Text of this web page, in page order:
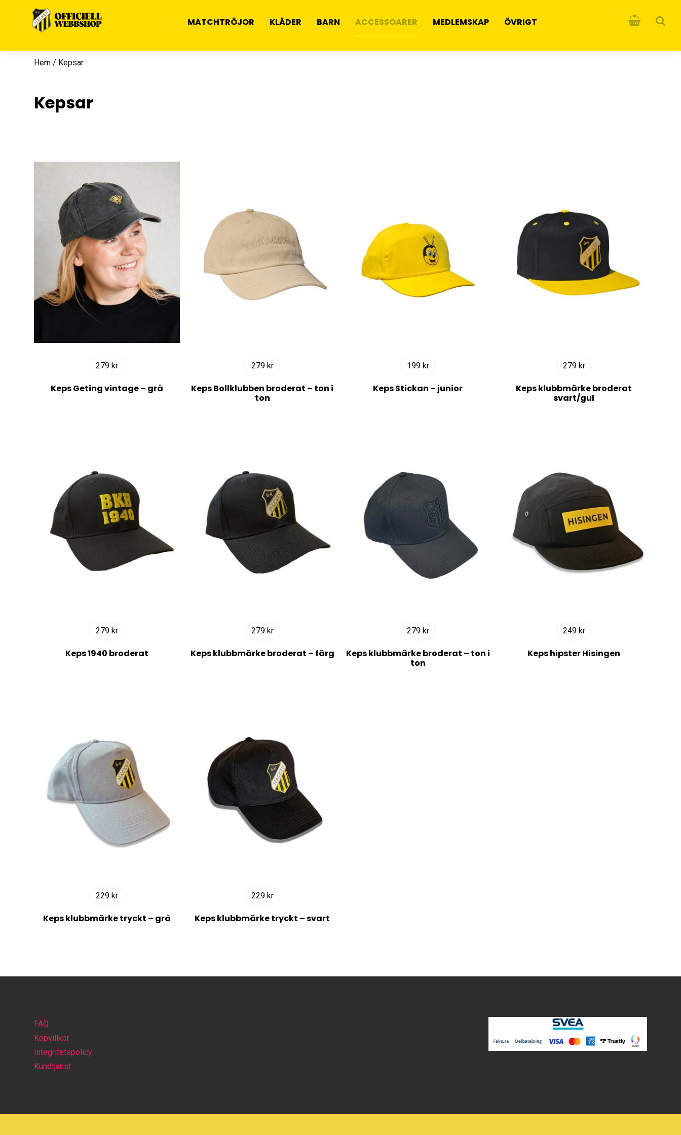
MATCHTRÖJOR KLÄDER BARN ACCESSOARER MEDLEMSKAP ÖVRIGT
Hem / Kepsar
Kepsar
279 kr
Keps Geting vintage – grå
279 kr
Keps Bollklubben broderat – ton i
ton
199 kr
Keps Stickan – junior
279 kr
Keps klubbmärke broderat
svart/gul
279 kr
Keps 1940 broderat
279 kr
Keps klubbmärke broderat – färg
279 kr
Keps klubbmärke broderat – ton i
ton
249 kr
Keps hipster Hisingen
229 kr
Keps klubbmärke tryckt – grå
229 kr
Keps klubbmärke tryckt – svart
FAQ
Köpvillkor
Integritetspolicy
Kundtjänst